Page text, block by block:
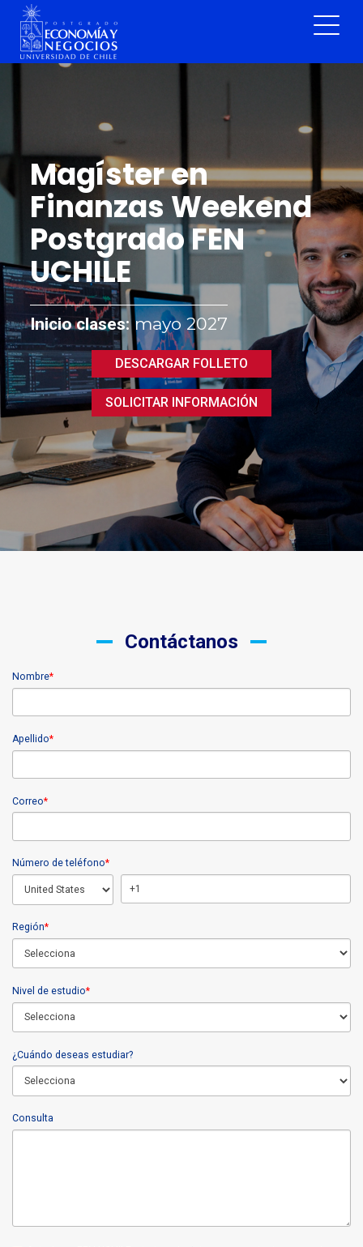
Magíster en
Finanzas Weekend
Postgrado FEN
UCHILE
Inicio clases:mayo 2027
DESCARGAR FOLLETO
SOLICITAR INFORMACIÓN
Contáctanos
Nombre*
Apellido*
Correo*
Número de teléfono*
Región*
Nivel de estudio*
¿Cuándo deseas estudiar?
Consulta